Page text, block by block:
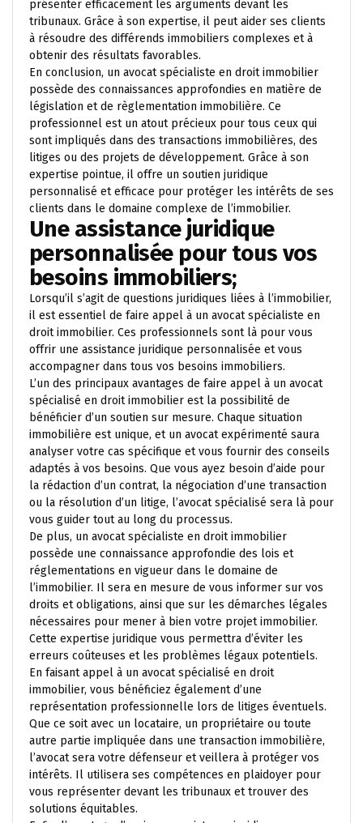
présenter efficacement les arguments devant les
tribunaux. Grâce à son expertise, il peut aider ses clients
à résoudre des différends immobiliers complexes et à
obtenir des résultats favorables.
En conclusion, un avocat spécialiste en droit immobilier
possède des connaissances approfondies en matière de
législation et de règlementation immobilière. Ce
professionnel est un atout précieux pour tous ceux qui
sont impliqués dans des transactions immobilières, des
litiges ou des projets de développement. Grâce à son
expertise pointue, il offre un soutien juridique
personnalisé et efficace pour protéger les intérêts de ses
clients dans le domaine complexe de l’immobilier.
Une assistance juridique
personnalisée pour tous vos
besoins immobiliers;
Lorsqu’il s’agit de questions juridiques liées à l’immobilier,
il est essentiel de faire appel à un avocat spécialiste en
droit immobilier. Ces professionnels sont là pour vous
offrir une assistance juridique personnalisée et vous
accompagner dans tous vos besoins immobiliers.
L’un des principaux avantages de faire appel à un avocat
spécialisé en droit immobilier est la possibilité de
bénéficier d’un soutien sur mesure. Chaque situation
immobilière est unique, et un avocat expérimenté saura
analyser votre cas spécifique et vous fournir des conseils
adaptés à vos besoins. Que vous ayez besoin d’aide pour
la rédaction d’un contrat, la négociation d’une transaction
ou la résolution d’un litige, l’avocat spécialisé sera là pour
vous guider tout au long du processus.
De plus, un avocat spécialiste en droit immobilier
possède une connaissance approfondie des lois et
réglementations en vigueur dans le domaine de
l’immobilier. Il sera en mesure de vous informer sur vos
droits et obligations, ainsi que sur les démarches légales
nécessaires pour mener à bien votre projet immobilier.
Cette expertise juridique vous permettra d’éviter les
erreurs coûteuses et les problèmes légaux potentiels.
En faisant appel à un avocat spécialisé en droit
immobilier, vous bénéficiez également d’une
représentation professionnelle lors de litiges éventuels.
Que ce soit avec un locataire, un propriétaire ou toute
autre partie impliquée dans une transaction immobilière,
l’avocat sera votre défenseur et veillera à protéger vos
intérêts. Il utilisera ses compétences en plaidoyer pour
vous représenter devant les tribunaux et trouver des
solutions équitables.